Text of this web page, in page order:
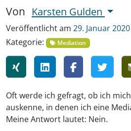
Von Karsten Gulden
Veröffentlicht am 29. Januar 2020
Kategorie:
Mediation
Oft werde ich gefragt, ob ich
auskenne, in denen ich eine
Meine Antwort lautet: Nein.